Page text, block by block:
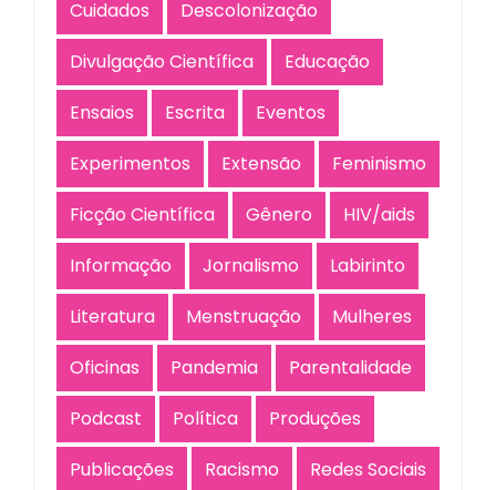
Cuidados
Descolonização
Divulgação Científica
Educação
Ensaios
Escrita
Eventos
Experimentos
Extensão
Feminismo
Ficção Científica
Gênero
HIV/aids
Informação
Jornalismo
Labirinto
Literatura
Menstruação
Mulheres
Oficinas
Pandemia
Parentalidade
Podcast
Política
Produções
Publicações
Racismo
Redes Sociais